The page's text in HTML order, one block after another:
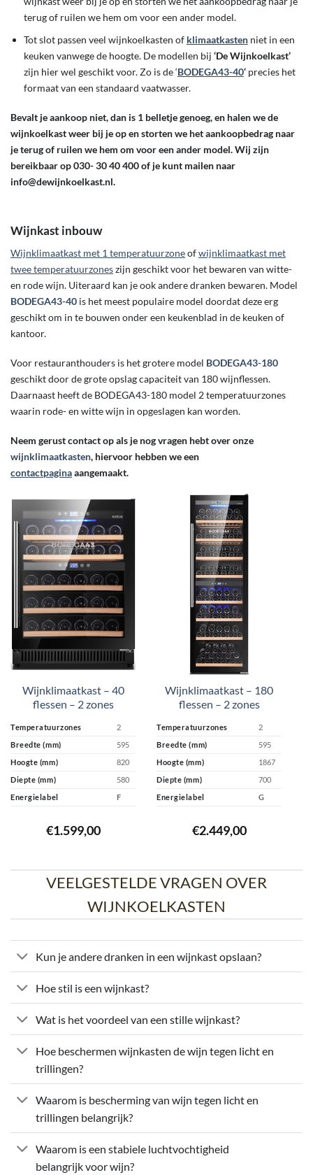
terug of ruilen we hem om voor een ander model.
Tot slot passen veel wijnkoelkasten of klimaatkasten niet in een
keuken vanwege de hoogte. De modellen bij ‘De Wijnkoelkast’
zijn hier wel geschikt voor. Zo is de ‘BODEGA43-40‘precies het
formaat van een standaard vaatwasser.
Bevalt je aankoop niet, dan is 1 belletje genoeg, en halen we de
wijnkoelkast weer bij je op en storten we het aankoopbedrag naar
je terug of ruilen we hem om voor een ander model. Wij zijn
bereikbaar op 030- 30 40 400 of je kunt mailen naar
info@dewijnkoelkast.nl.
Wijnkast inbouw
Wijnklimaatkast met 1 temperatuurzoneofwijnklimaatkast met
twee temperatuurzoneszijn geschikt voor het bewaren van witte-
en rode wijn. Uiteraard kan je ook andere dranken bewaren. Model
BODEGA43-40 is het meest populaire model doordat deze erg
geschikt om in te bouwen onder een keukenblad in de keuken of
kantoor.
Voor restauranthouders is het grotere model BODEGA43-180
geschikt door de grote opslag capaciteit van 180 wijnflessen.
Daarnaast heeft de BODEGA43-180 model 2 temperatuurzones
waarin rode- en witte wijn in opgeslagen kan worden.
Neem gerust contact op als je nog vragen hebt over onze
wijnklimaatkasten, hiervoor hebben we een
contactpaginaaangemaakt.
Wijnklimaatkast – 40
flessen – 2 zones
Temperatuurzones
2
Breedte (mm)
595
Hoogte (mm)
820
Diepte (mm)
580
Energielabel
F
€1.599,00
Wijnklimaatkast – 180
flessen – 2 zones
Temperatuurzones
2
Breedte (mm)
595
Hoogte (mm)
1867
Diepte (mm)
700
Energielabel
G
€2.449,00
VEELGESTELDE VRAGEN OVER
WIJNKOELKASTEN
Kun je andere dranken in een wijnkast opslaan?
Hoe stil is een wijnkast?
Wat is het voordeel van een stille wijnkast?
Hoe beschermen wijnkasten de wijn tegen licht en
trillingen?
Waarom is bescherming van wijn tegen licht en
trillingen belangrijk?
Waarom is een stabiele luchtvochtigheid
belangrijk voor wijn?